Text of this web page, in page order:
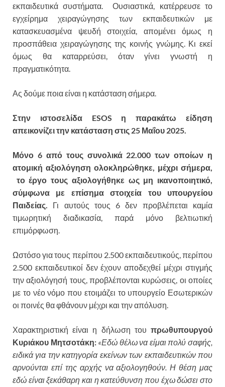
εκπαιδευτικά συστήματα. Ουσιαστικά, κατέρρευσε το
εγχείρημα χειραγώγησης των εκπαιδευτικών με
κατασκευασμένα ψευδή στοιχεία, απομένει όμως η
προσπάθεια χειραγώγησης της κοινής γνώμης. Κι εκεί
όμως θα καταρρεύσει, όταν γίνει γνωστή η
πραγματικότητα.
Ας δούμε ποια είναι η κατάσταση σήμερα.
Στην ιστοσελίδα ESOS η παρακάτω είδηση
απεικονίζει την κατάσταση στις 25 Μαΐου 2025.
Μόνο 6 από τους συνολικά 22.000 των οποίων η
ατομική αξιολόγηση ολοκληρώθηκε, μέχρι σήμερα,
το έργο τους αξιολογήθηκε ως μη ικανοποιητικό,
σύμφωνα με επίσημα στοιχεία του υπουργείου
Παιδείας.
Γι αυτούς τους 6 δεν προβλέπεται καμία
τιμωρητική διαδικασία, παρά μόνο βελτιωτική
επιμόρφωση.
Ωστόσο για τους περίπου 2.500 εκπαιδευτικούς, περίπου
2.500 εκπαιδευτικοί δεν έχουν αποδεχθεί μέχρι στιγμής
την αξιολόγησή τους, προβλέπονται κυρώσεις, οι οποίες
με το νέο νόμο που ετοιμάζει το υπουργείο Εσωτερικών
οι ποινές θα φθάνουν μέχρι και την απόλυση.
Χαρακτηριστική είναι η δήλωση του πρωθυπουργού
Κυριάκου Μητσοτάκη:«Εδώ θέλω να είμαι πολύ σαφής,
ειδικά για την κατηγορία εκείνων των εκπαιδευτικών που
αρνούνται επί της αρχής να αξιολογηθούν. Η θέση μας
εδώ είναι ξεκάθαρη και η κατεύθυνση που έχω δώσει στο